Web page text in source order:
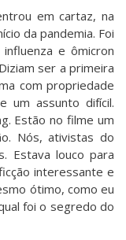
em cartaz, na
da pandemia. Foi
e ômicron
ser a primeira
com propriedade
um assunto difícil.
Estão no filme um
Nós, ativistas do
Estava louco para
interessante e
ótimo, como eu
foi o segredo do